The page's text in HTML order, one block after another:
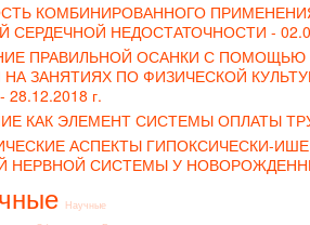
КОМБИНИРОВАННОГО
СЕРДЕЧНОЙ НЕДОСТАТОЧНОСТИ -
ПРАВИЛЬНОЙ ОСАНКИ С
ЗАНЯТИЯХ ПО ФИЗИЧЕСКОЙ
28.12.2018 г.
КАК ЭЛЕМЕНТ СИСТЕМЫ ОПЛАТЫ
АСПЕКТЫ ГИПОКСИЧЕСКИ-
НЕРВНОЙ СИСТЕМЫ У
Научные